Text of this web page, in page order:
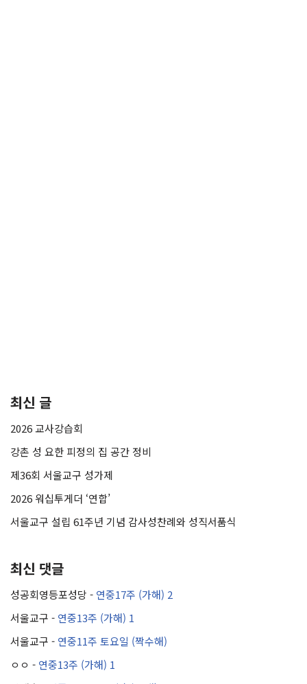
최신 글
2026 교사강습회
강촌 성 요한 피정의 집 공간 정비
제36회 서울교구 성가제
2026 워십투게더 ‘연합’
서울교구 설립 61주년 기념 감사성찬례와 성직서품식
최신 댓글
성공회영등포성당 - 연중17주 (가해) 2
서울교구 - 연중13주 (가해) 1
서울교구 - 연중11주 토요일 (짝수해)
ㅇㅇ - 연중13주 (가해) 1